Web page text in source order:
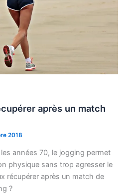
après un match
2018
années 70, le jogging permet
physique sans trop agresser le
récupérer après un match de
?